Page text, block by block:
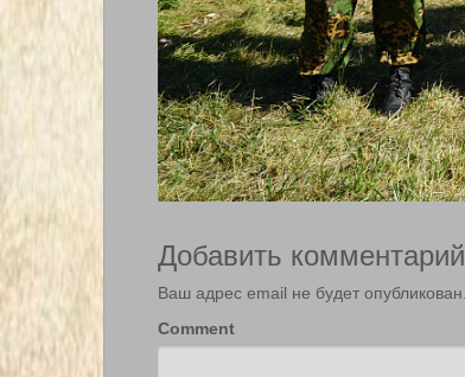
Добавить комментарий
Ваш адрес email не будет опубликован.
Comment